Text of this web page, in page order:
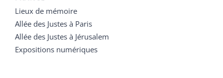
Lieux de mémoire
Allée des Justes à Paris
Allée des Justes à Jérusalem
Expositions numériques